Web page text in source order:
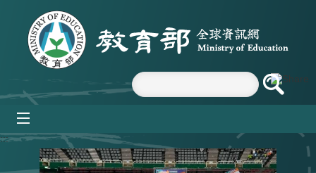
跳到主要內容區塊
:::